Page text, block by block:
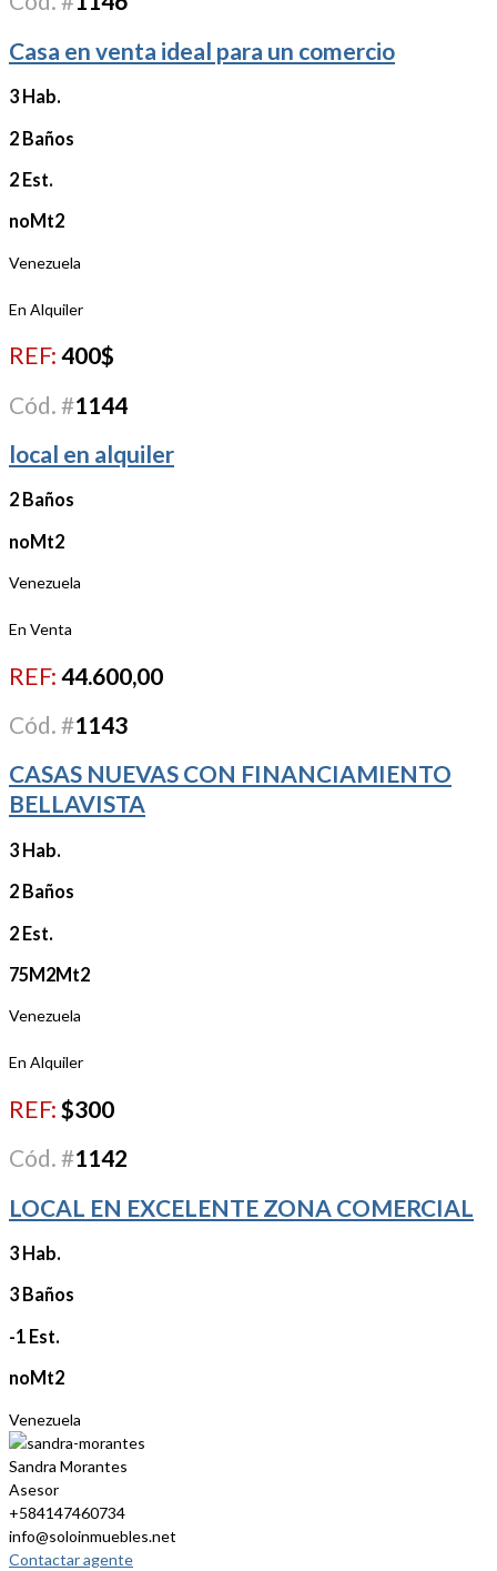
Casa en venta ideal para un comercio
3 Hab.
2 Baños
2 Est.
noMt2
Venezuela
En Alquiler
REF: 400$
Cód. #1144
local en alquiler
2 Baños
noMt2
Venezuela
En Venta
REF: 44.600,00
Cód. #1143
CASAS NUEVAS CON FINANCIAMIENTO
BELLAVISTA
3 Hab.
2 Baños
2 Est.
75M2Mt2
Venezuela
En Alquiler
REF: $300
Cód. #1142
LOCAL EN EXCELENTE ZONA COMERCIAL
3 Hab.
3 Baños
-1 Est.
noMt2
Venezuela
Sandra Morantes
Asesor
+584147460734
info@soloinmuebles.net
Contactar agente